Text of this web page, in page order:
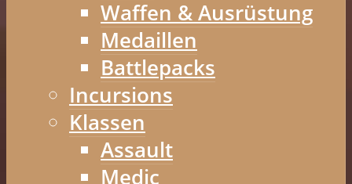
Waffen & Ausrüstung
Medaillen
Battlepacks
Incursions
Klassen
Assault
Medic